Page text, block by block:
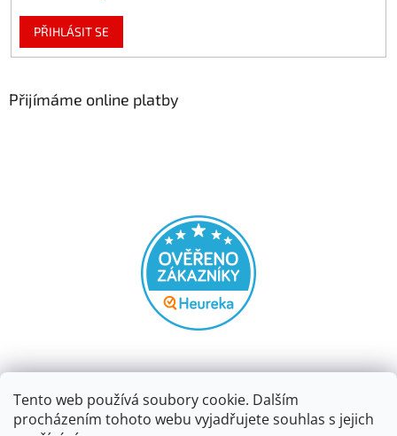
Tento web používá soubory cookie. Dalším
procházením tohoto webu vyjadřujete souhlas s jejich
PŘIHLÁSIT SE
Přijímáme online platby